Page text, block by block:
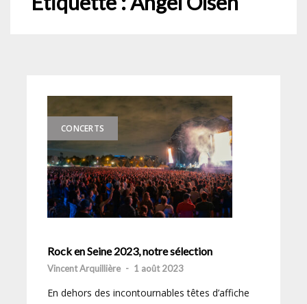
CONCERTS
Rock en Seine 2023, notre sélection
Vincent Arquillière - 1 août 2023
En dehors des incontournables têtes d’affiche